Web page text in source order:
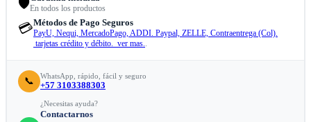
🛡️En todos los productos
💳Métodos de Pago Seguros
PayU, Nequi, MercadoPago, ADDI. Paypal, ZELLE, Contraentrega (Col).
tarjetas crédito y débito. ver mas..
📞 WhatsApp, rápido, fácil y seguro
+57 3103388303
¿Necesitas ayuda?
Contactarnos